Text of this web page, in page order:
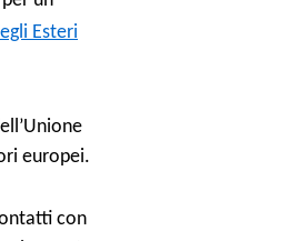
Esteri
europei.
con